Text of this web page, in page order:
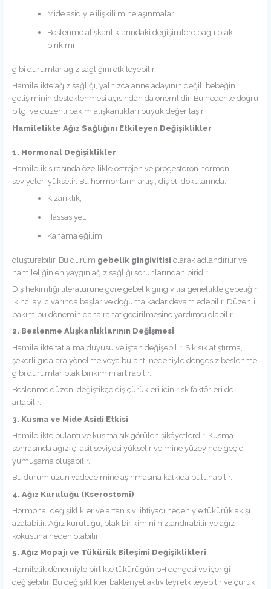
Mide asidiyle ilişkili mine aşınmaları,
Beslenme alışkanlıklarındaki değişimlere bağlı plak
birikimi
gibi durumlar ağız sağlığını etkileyebilir.
Hamilelikte ağız sağlığı, yalnızca anne adayının değil, bebeğin
gelişiminin desteklenmesi açısından da önemlidir. Bu nedenle doğru
bilgi ve düzenli bakım alışkanlıkları büyük değer taşır.
Hamilelikte Ağız Sağlığını Etkileyen Değişiklikler
1. Hormonal Değişiklikler
Hamilelik sırasında özellikle östrojen ve progesteron hormon
seviyeleri yükselir. Bu hormonların artışı, diş eti dokularında:
Kızarıklık,
Hassasiyet,
Kanama eğilimi
oluşturabilir. Bu durum gebelik gingivitisi olarak adlandırılır ve
hamileliğin en yaygın ağız sağlığı sorunlarından biridir.
Diş hekimliği literatürüne göre gebelik gingivitisi genellikle gebeliğin
ikinci ayı civarında başlar ve doğuma kadar devam edebilir. Düzenli
bakım bu dönemin daha rahat geçirilmesine yardımcı olabilir.
2. Beslenme Alışkanlıklarının Değişmesi
Hamilelikte tat alma duyusu ve iştah değişebilir. Sık sık atıştırma,
şekerli gıdalara yönelme veya bulantı nedeniyle dengesiz beslenme
gibi durumlar plak birikimini artırabilir.
Beslenme düzeni değiştikçe diş çürükleri için risk faktörleri de
artabilir.
3. Kusma ve Mide Asidi Etkisi
Hamilelikte bulantı ve kusma sık görülen şikâyetlerdir. Kusma
sonrasında ağız içi asit seviyesi yükselir ve mine yüzeyinde geçici
yumuşama oluşabilir.
Bu durum uzun vadede mine aşınmasına katkıda bulunabilir.
4. Ağız Kuruluğu (Kserostomi)
Hormonal değişiklikler ve artan sıvı ihtiyacı nedeniyle tükürük akışı
azalabilir. Ağız kuruluğu, plak birikimini hızlandırabilir ve ağız
kokusuna neden olabilir.
5. Ağız Mopajı ve Tükürük Bileşimi Değişiklikleri
Hamilelik dönemiyle birlikte tükürüğün pH dengesi ve içeriği
değişebilir. Bu değişiklikler bakteriyel aktiviteyi etkileyebilir ve çürük